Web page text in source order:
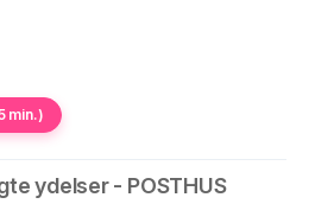
min.)
ydelser - POSTHUS